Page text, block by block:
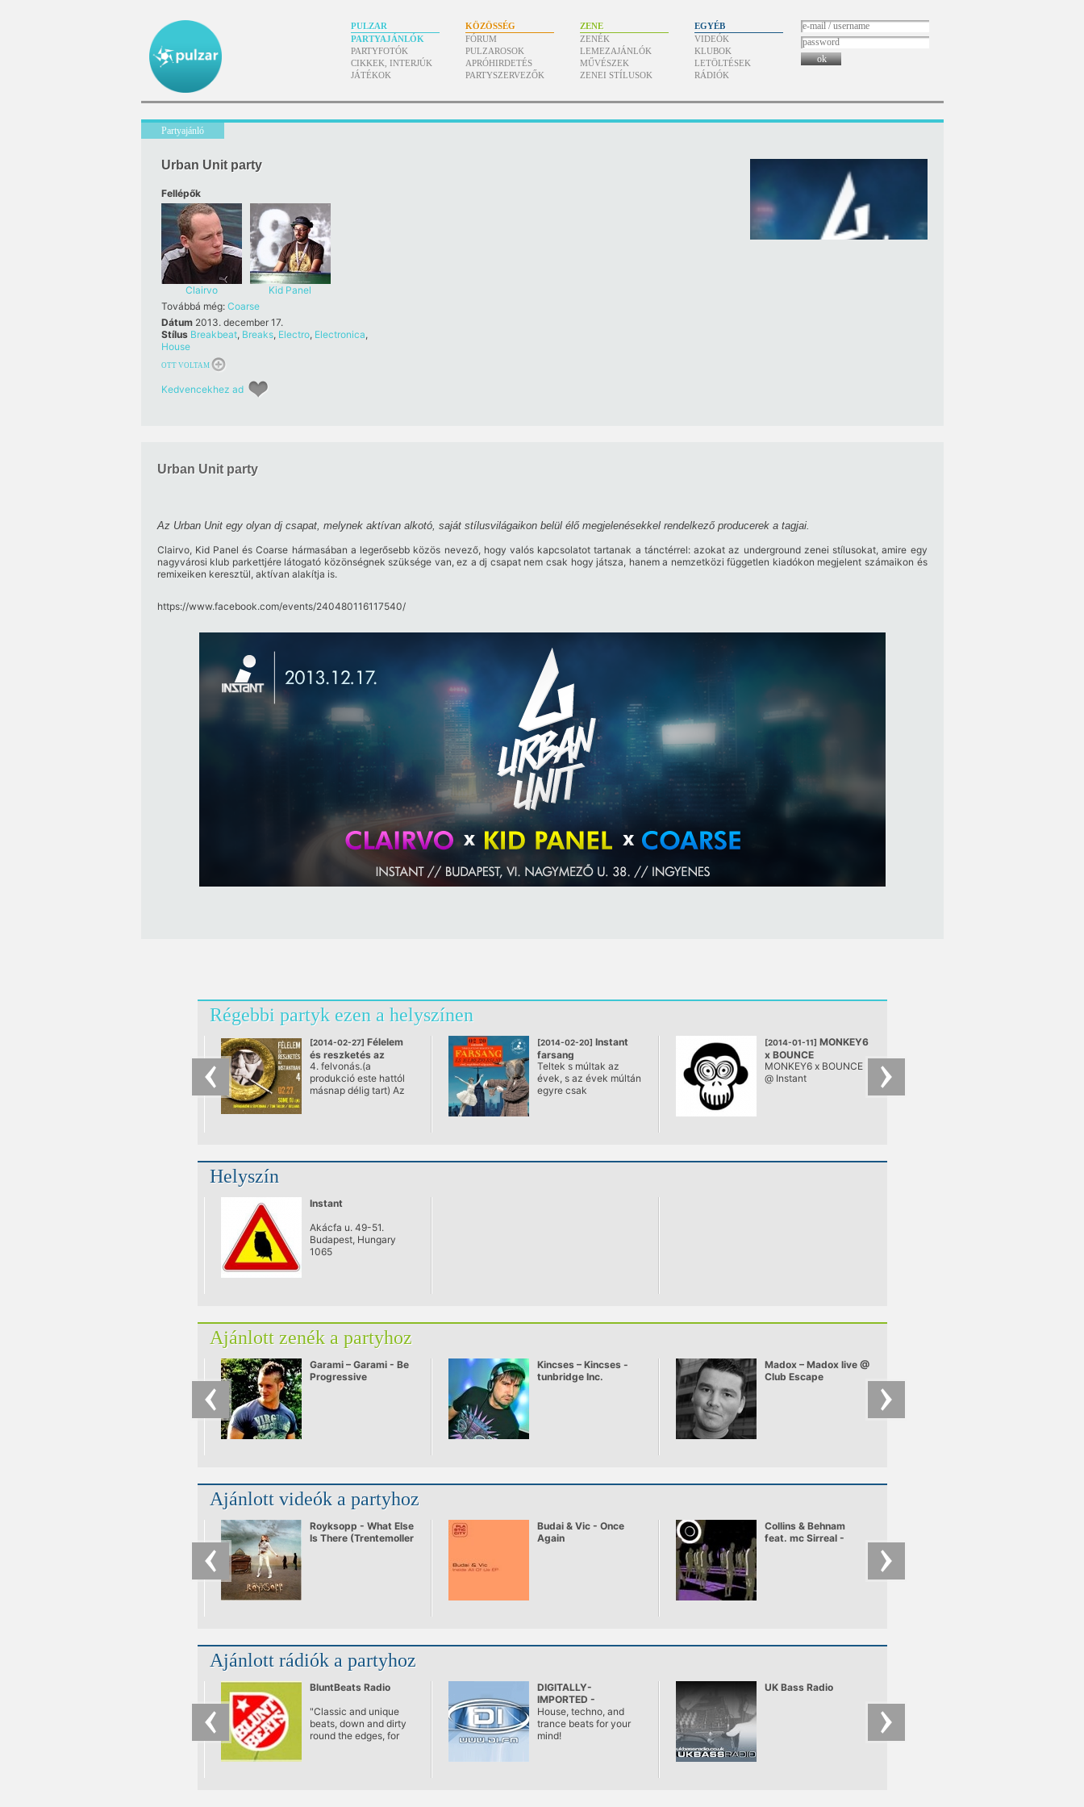
PULZAR
PARTYAJÁNLÓK
PARTYFOTÓK
CIKKEK, INTERJÚK
JÁTÉKOK
KÖZÖSSÉG
FÓRUM
PULZAROSOK
APRÓHIRDETÉS
PARTYSZERVEZŐK
ZENE
ZENÉK
LEMEZAJÁNLÓK
MŰVÉSZEK
ZENEI STÍLUSOK
EGYÉB
VIDEÓK
KLUBOK
LETÖLTÉSEK
RÁDIÓK
ok
Partyajánló
Urban Unit party
Fellépők
Clairvo
Kid Panel
Továbbá még: Coarse
Dátum 2013. december 17.
Stílus Breakbeat, Breaks, Electro, Electronica,
House
OTT VOLTAM
Kedvencekhez ad
Urban Unit party
Az Urban Unit egy olyan dj csapat, melynek aktívan alkotó, saját stílusvilágaikon belül élő megjelenésekkel rendelkező producerek a tagjai.
Clairvo, Kid Panel és Coarse hármasában a legerősebb közös nevező, hogy valós kapcsolatot tartanak a tánctérrel: azokat az underground zenei stílusokat, amire egy
nagyvárosi klub parkettjére látogató közönségnek szüksége van, ez a dj csapat nem csak hogy játsza, hanem a nemzetközi független kiadókon megjelent számaikon és
remixeiken keresztül, aktívan alakítja is.
https:/​/​www.facebook.com/​events/​240480116117540/​
Régebbi partyk ezen a helyszínen
[2014-02-27] Félelem
és reszketés az
Instantban 4.
@ Instant, Budapest
4. felvonás.(a
produkció este hattól
másnap délig tart) Az
van itt szó, aki nem,
[2014-02-20] Instant
farsang
@ Instant, Budapest
Teltek s múltak az
évek, s az évek múltán
egyre csak
fogalmak és csak az
[2014-01-11] MONKEY6
x BOUNCE
@ Instant, Budapest
MONKEY6 x BOUNCE
@ Instant
Helyszín
Instant
Akácfa u. 49-51.
Budapest, Hungary
1065
Ajánlott zenék a partyhoz
Garami – Garami - Be
Progressive
Kincses – Kincses -
tunbridge Inc.
Madox – Madox live @
Club Escape
Ajánlott videók a partyhoz
Royksopp - What Else
Is There (Trentemoller
Budai & Vic - Once
Again
Collins & Behnam
feat. mc Sirreal -
Ajánlott rádiók a partyhoz
BluntBeats Radio
"Classic and unique
beats, down and dirty
round the edges, for
DIGITALLY-
IMPORTED -
Progressive
House, techno, and
trance beats for your
mind!
UK Bass Radio